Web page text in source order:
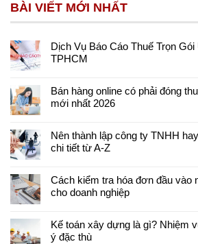
BÀI VIẾT MỚI NHẤT
Dịch Vụ Báo Cáo Thuế Trọn
TPHCM
Bán hàng online có phải đóng
mới nhất 2026
Nên thành lập công ty TNHH
chi tiết từ A-Z
Cách kiểm tra hóa đơn đầu vào
cho doanh nghiệp
Kế toán xây dựng là gì? Nhiệm
ý đặc thù